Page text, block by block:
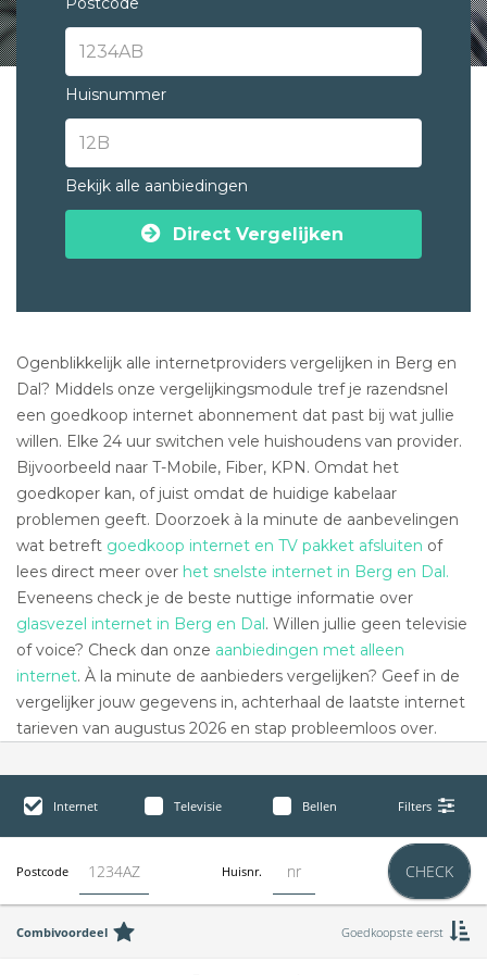
Huisnummer
Bekijk alle aanbiedingen
Direct Vergelijken
Ogenblikkelijk alle internetproviders vergelijken in Berg en
Dal? Middels onze vergelijkingsmodule tref je razendsnel
een goedkoop internet abonnement dat past bij wat jullie
willen. Elke 24 uur switchen vele huishoudens van provider.
Bijvoorbeeld naar T-Mobile, Fiber, KPN. Omdat het
goedkoper kan, of juist omdat de huidige kabelaar
problemen geeft. Doorzoek à la minute de aanbevelingen
wat betreft goedkoop internet en TV pakket afsluiten of
lees direct meer over het snelste internet in Berg en Dal.
Eveneens check je de beste nuttige informatie over
glasvezel internet in Berg en Dal. Willen jullie geen televisie
of voice? Check dan onze aanbiedingen met alleen
internet. À la minute de aanbieders vergelijken? Geef in de
vergelijker jouw gegevens in, achterhaal de laatste internet
tarieven van augustus 2026 en stap probleemloos over.
Internet Televisie Bellen Filters
Postcode Huisnr. CHECK
Combivoordeel Goedkoopste eerst